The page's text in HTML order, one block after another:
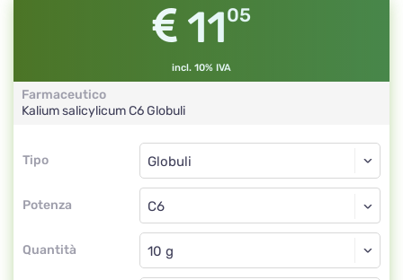
1105
incl. 10% IVA
Farmaceutico
Kalium salicylicumC6Globuli
Tipo
Tipo
Potenza
Globuli
C6
Quantità
Globuli